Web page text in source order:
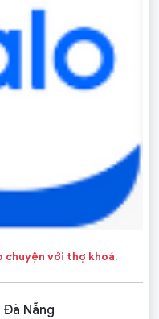
chuyện với thợ khoá.
Nẵng